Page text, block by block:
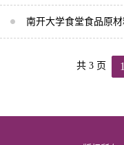
南开大学食堂食品原
共 3 页 1